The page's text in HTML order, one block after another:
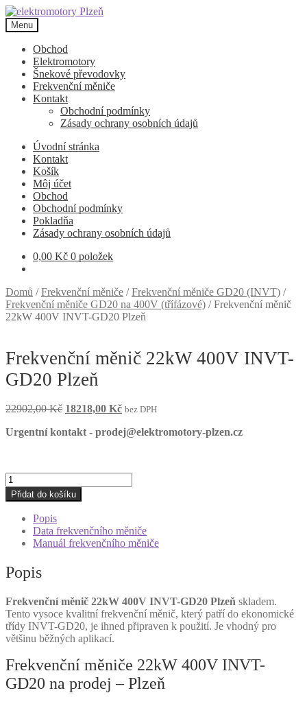
Přeskočit
na
navigaci
Přejít
k
obsahu
webu
Menu
Obchod
Elektromotory
Šnekové převodovky
Frekvenční měniče
Kontakt
Obchodní podmínky
Zásady ochrany osobních údajů
Úvodní stránka
Kontakt
Košík
Môj účet
Obchod
Obchodní podmínky
Pokladňa
Zásady ochrany osobních údajů
0,00 Kč 0 položek
Domů /Frekvenční měniče /Frekvenční měniče GD20 (INVT) /
Frekvenční měniče GD20 na 400V (třífázové) /Frekvenční měnič
22kW 400V INVT-GD20 Plzeň
Frekvenční měnič 22kW 400V INVT-
GD20 Plzeň
22902,00Kč Původní
byla:
18218,00 KčAktuální
je:
bez DPH
Urgentní kontakt - prodej@elektromotory-plzen.cz
Frekvenční
měnič
22kW
400V
INVT-
GD20
množství
Přidat do košíku
Popis
Data frekvenčního měniče
Manuál frekvenčního měniče
Popis
Frekvenční měnič 22kW 400V INVT-GD20 Plzeň skladem.
Tento vysoce kvalitní frekvenční měnič, který patří do ekonomické
třídy INVT-GD20, je ihned připraven k použití. Je vhodný pro
většinu běžných aplikací.
Frekvenční měniče 22kW 400V INVT-
GD20 na prodej – Plzeň